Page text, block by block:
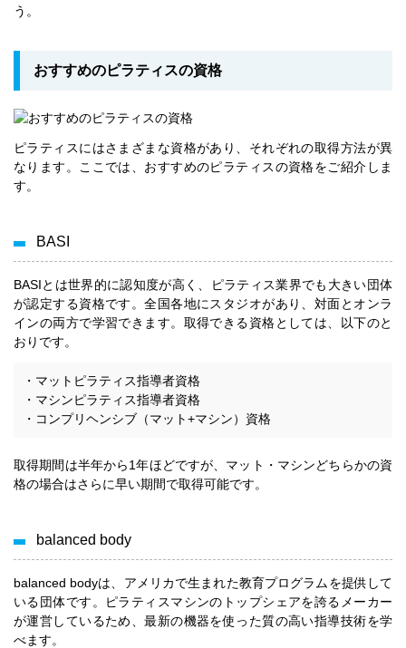
う。
おすすめのピラティスの資格
ピラティスにはさまざまな資格があり、それぞれの取得方法が異
なります。ここでは、おすすめのピラティスの資格をご紹介しま
す。
BASI
BASIとは世界的に認知度が高く、ピラティス業界でも大きい団体
が認定する資格です。全国各地にスタジオがあり、対面とオンラ
インの両方で学習できます。取得できる資格としては、以下のと
おりです。
・マットピラティス指導者資格
・マシンピラティス指導者資格
・コンプリヘンシブ（マット+マシン）資格
取得期間は半年から1年ほどですが、マット・マシンどちらかの資
格の場合はさらに早い期間で取得可能です。
balanced body
balanced bodyは、アメリカで生まれた教育プログラムを提供して
いる団体です。ピラティスマシンのトップシェアを誇るメーカー
が運営しているため、最新の機器を使った質の高い指導技術を学
べます。